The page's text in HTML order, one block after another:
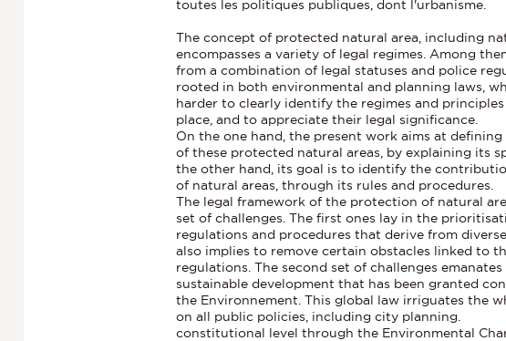
toutes les politiques publiques, dont l'urbanisme.
The concept of protected natural area, including
encompasses a variety of legal regimes. Among
from a combination of legal statuses and police
rooted in both environmental and planning laws,
harder to clearly identify the regimes and
place, and to appreciate their legal significance.
On the one hand, the present work aims at
of these protected natural areas, by explaining its
the other hand, its goal is to identify the
of natural areas, through its rules and procedures.
The legal framework of the protection of natural
set of challenges. The first ones lay in the
regulations and procedures that derive from
also implies to remove certain obstacles linked to
regulations. The second set of challenges
sustainable development that has been granted
the Environnement. This global law irriguates the
on all public policies, including city planning.
constitutional level through the Environmental